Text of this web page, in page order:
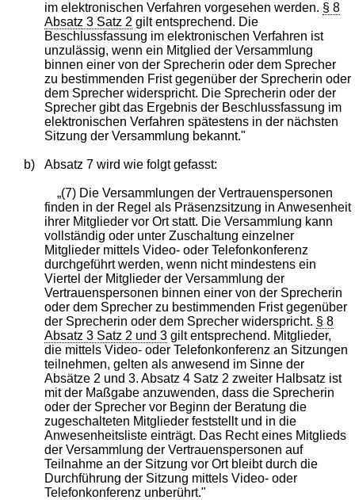
im elektronischen Verfahren vorgesehen werden. § 8
Absatz 3 Satz 2 gilt entsprechend. Die
Beschlussfassung im elektronischen Verfahren ist
unzulässig, wenn ein Mitglied der Versammlung
binnen einer von der Sprecherin oder dem Sprecher
zu bestimmenden Frist gegenüber der Sprecherin oder
dem Sprecher widerspricht. Die Sprecherin oder der
Sprecher gibt das Ergebnis der Beschlussfassung im
elektronischen Verfahren spätestens in der nächsten
Sitzung der Versammlung bekannt."
b) Absatz 7 wird wie folgt gefasst:
„(7) Die Versammlungen der Vertrauenspersonen
finden in der Regel als Präsenzsitzung in Anwesenheit
ihrer Mitglieder vor Ort statt. Die Versammlung kann
vollständig oder unter Zuschaltung einzelner
Mitglieder mittels Video- oder Telefonkonferenz
durchgeführt werden, wenn nicht mindestens ein
Viertel der Mitglieder der Versammlung der
Vertrauenspersonen binnen einer von der Sprecherin
oder dem Sprecher zu bestimmenden Frist gegenüber
der Sprecherin oder dem Sprecher widerspricht. § 8
Absatz 3 Satz 2 und 3gilt entsprechend. Mitglieder,
die mittels Video- oder Telefonkonferenz an Sitzungen
teilnehmen, gelten als anwesend im Sinne der
Absätze 2 und 3. Absatz 4 Satz 2 zweiter Halbsatz ist
mit der Maßgabe anzuwenden, dass die Sprecherin
oder der Sprecher vor Beginn der Beratung die
zugeschalteten Mitglieder feststellt und in die
Anwesenheitsliste einträgt. Das Recht eines Mitglieds
der Versammlung der Vertrauenspersonen auf
Teilnahme an der Sitzung vor Ort bleibt durch die
Durchführung der Sitzung mittels Video- oder
Telefonkonferenz unberührt."